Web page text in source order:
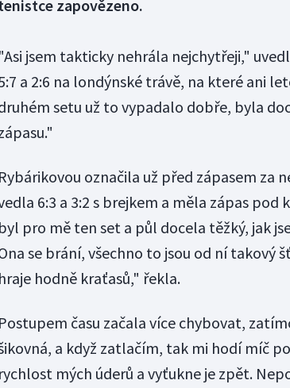
zapovězeno.
"Asi jsem takticky nehrála nejchytřeji,"
a 2:6 na londýnské trávě, na které ani
setu už to vypadalo dobře, byla
Rybárikovou označila už před zápasem za
6:3 a 3:2 s brejkem a měla zápas
byl pro mě ten set a půl docela těžký, jak
se brání, všechno to jsou od ní takový
hraje hodně kraťasů," řekla.
Postupem času začala více chybovat,
a když zatlačím, tak mi hodí míč
rychlost mých úderů a vyťukne je zpět.